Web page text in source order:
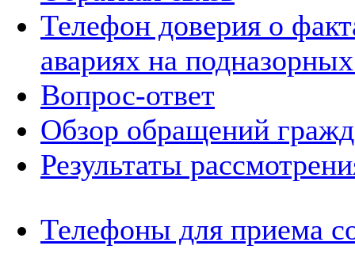
Телефон доверия о
авариях на
Вопрос-ответ
Обзор обращений
Результаты
Телефоны для приема